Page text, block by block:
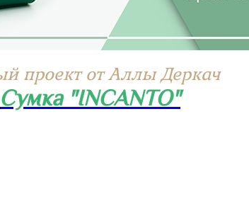
проект от Аллы Деркач
Сумка "INCANTO"